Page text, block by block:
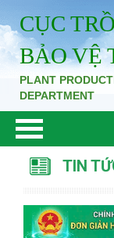
CỤC
BẢO VỆ
PLANT
DEPARTMENT
TIN